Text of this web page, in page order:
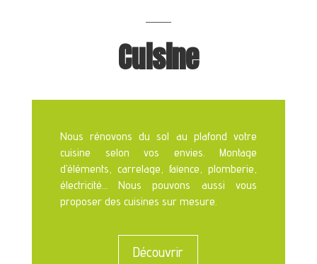
Cuisine
Nous rénovons du sol au plafond votre
cuisine selon vos envies. Montage
d’éléments, carrelage, faïence, plomberie,
électricité… Nous pouvons aussi vous
proposer des cuisines sur mesure.
Découvrir